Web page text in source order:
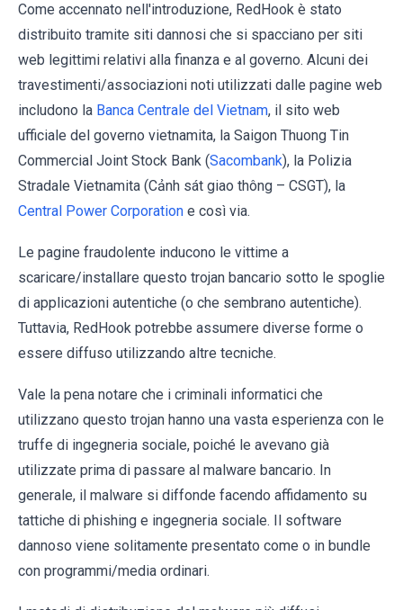
Come accennato nell'introduzione, RedHook è stato
distribuito tramite siti dannosi che si spacciano per siti
web legittimi relativi alla finanza e al governo. Alcuni dei
travestimenti/associazioni noti utilizzati dalle pagine web
includono la Banca Centrale del Vietnam, il sito web
ufficiale del governo vietnamita, la Saigon Thuong Tin
Commercial Joint Stock Bank (Sacombank), la Polizia
Stradale Vietnamita (Cảnh sát giao thông – CSGT), la
Central Power Corporation e così via.
Le pagine fraudolente inducono le vittime a
scaricare/installare questo trojan bancario sotto le spoglie
di applicazioni autentiche (o che sembrano autentiche).
Tuttavia, RedHook potrebbe assumere diverse forme o
essere diffuso utilizzando altre tecniche.
Vale la pena notare che i criminali informatici che
utilizzano questo trojan hanno una vasta esperienza con le
truffe di ingegneria sociale, poiché le avevano già
utilizzate prima di passare al malware bancario. In
generale, il malware si diffonde facendo affidamento su
tattiche di phishing e ingegneria sociale. Il software
dannoso viene solitamente presentato come o in bundle
con programmi/media ordinari.